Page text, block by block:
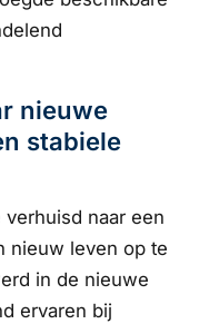
nieuwe
stabiele
naar een
nieuw leven op te
in de nieuwe
ervaren bij